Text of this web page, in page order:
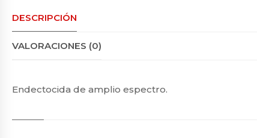
DESCRIPCIÓN
VALORACIONES (0)
Endectocida de amplio espectro.